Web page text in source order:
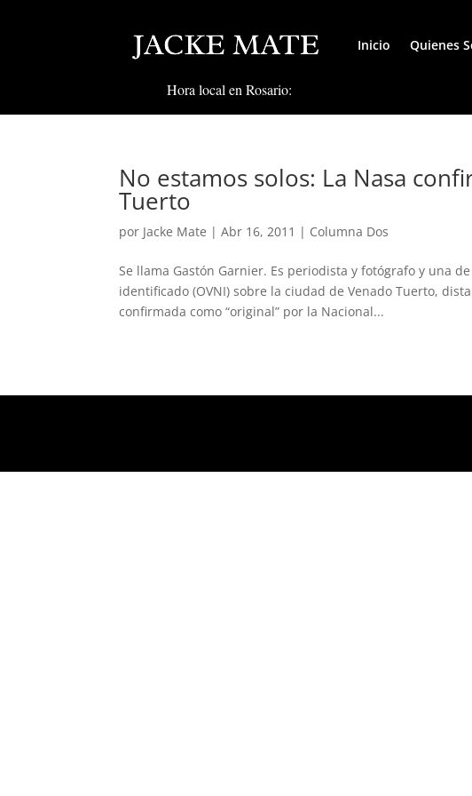
Inicio Quienes
Hora local en Rosario:
No estamos solos: La Nasa
Tuerto
por Jacke Mate |Abr 16, 2011 | Columna Dos
Se llama Gastón Garnier. Es periodista y fotógrafo y una
identificado (OVNI) sobre la ciudad de Venado Tuerto,
confirmada como “original” por la Nacional...